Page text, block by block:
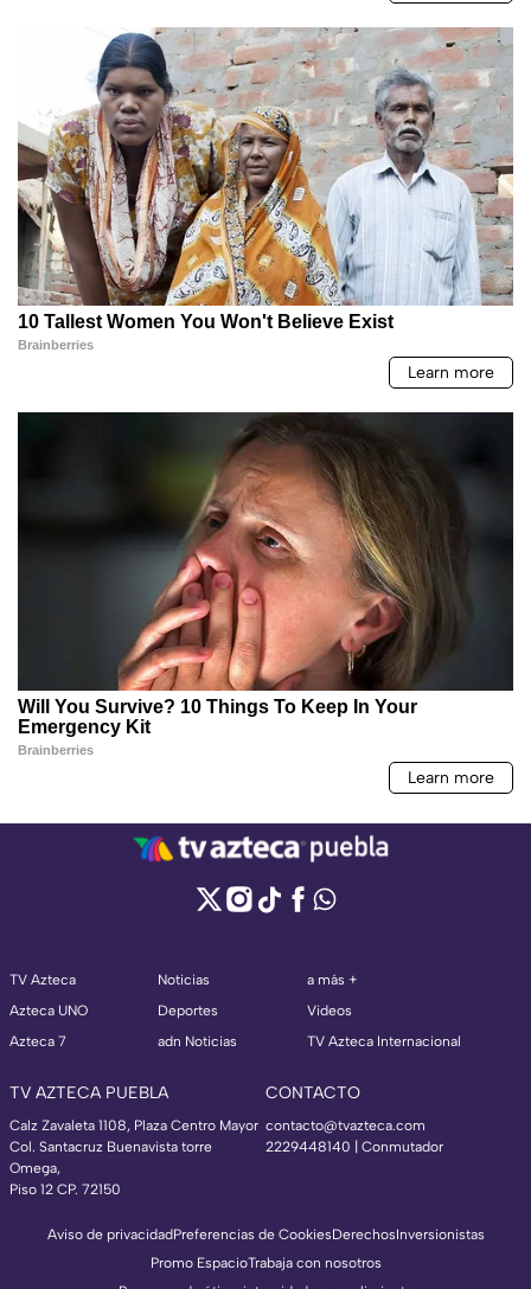
TV Azteca
Azteca UNO
Azteca 7
Noticias
Deportes
adn Noticias
a más +
Videos
TV Azteca Internacional
TV AZTECA PUEBLA
Calz Zavaleta 1108, Plaza Centro Mayor
Col. Santacruz Buenavista torre
Omega,
Piso 12 CP. 72150
CONTACTO
contacto@tvazteca.com
2229448140 | Conmutador
Aviso de privacidadPreferencias de CookiesDerechosInversionistas
Promo EspacioTrabaja con nosotros